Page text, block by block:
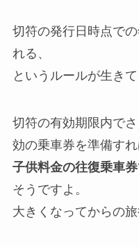
切符の発行日時点で
れる、
というルールが生き
切符の有効期限内で
効の乗車券を準備す
子供料金の往復乗車
そうですよ。
大きくなってからの